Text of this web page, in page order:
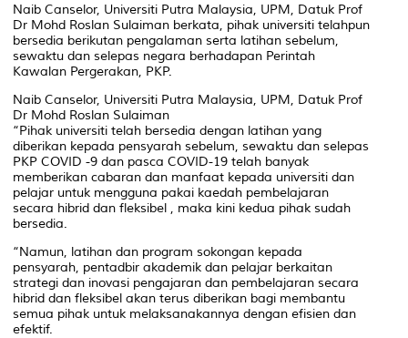
Naib Canselor, Universiti Putra Malaysia, UPM, Datuk Prof
Dr Mohd Roslan Sulaiman berkata, pihak universiti telahpun
bersedia berikutan pengalaman serta latihan sebelum,
sewaktu dan selepas negara berhadapan Perintah
Kawalan Pergerakan, PKP.
Naib Canselor, Universiti Putra Malaysia, UPM, Datuk Prof
Dr Mohd Roslan Sulaiman
“Pihak universiti telah bersedia dengan latihan yang
diberikan kepada pensyarah sebelum, sewaktu dan selepas
PKP COVID -9 dan pasca COVID-19 telah banyak
memberikan cabaran dan manfaat kepada universiti dan
pelajar untuk mengguna pakai kaedah pembelajaran
secara hibrid dan fleksibel , maka kini kedua pihak sudah
bersedia.
“Namun, latihan dan program sokongan kepada
pensyarah, pentadbir akademik dan pelajar berkaitan
strategi dan inovasi pengajaran dan pembelajaran secara
hibrid dan fleksibel akan terus diberikan bagi membantu
semua pihak untuk melaksanakannya dengan efisien dan
efektif.